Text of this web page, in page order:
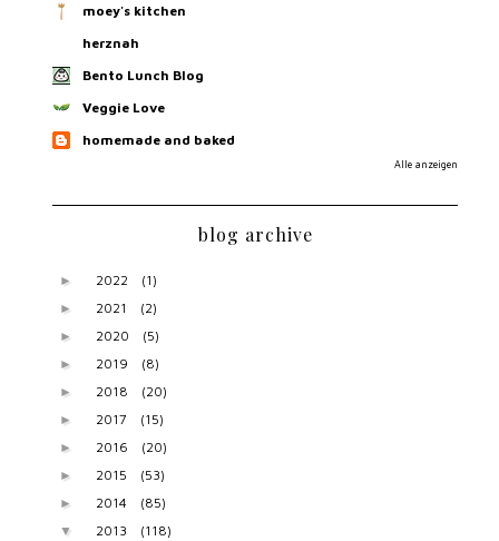
moey's kitchen
herznah
Bento Lunch Blog
Veggie Love
homemade and baked
Alle anzeigen
blog archive
► 2022 (1)
► 2021 (2)
► 2020 (5)
► 2019 (8)
► 2018 (20)
► 2017 (15)
► 2016 (20)
► 2015 (53)
► 2014 (85)
▼ 2013 (118)